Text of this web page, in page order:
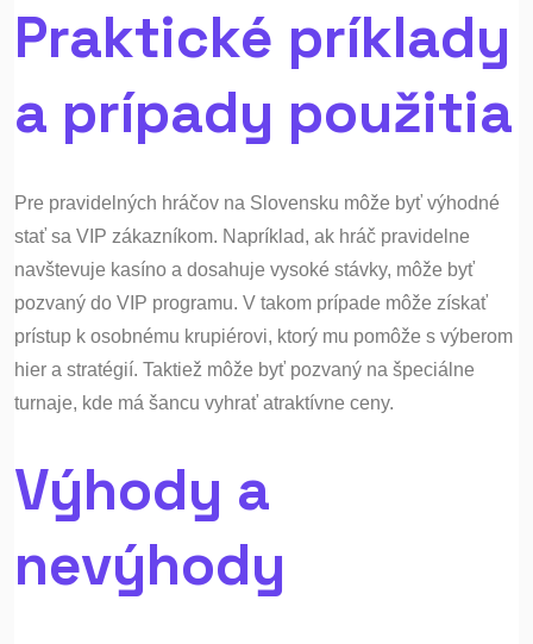
Praktické príklady
a prípady použitia
Pre pravidelných hráčov na Slovensku môže byť výhodné
stať sa VIP zákazníkom. Napríklad, ak hráč pravidelne
navštevuje kasíno a dosahuje vysoké stávky, môže byť
pozvaný do VIP programu. V takom prípade môže získať
prístup k osobnému krupiérovi, ktorý mu pomôže s výberom
hier a stratégií. Taktiež môže byť pozvaný na špeciálne
turnaje, kde má šancu vyhrať atraktívne ceny.
Výhody a
nevýhody